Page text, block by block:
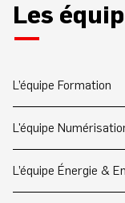
Les
L’équipe Formation
L'équipe
L’équipe Énergie &